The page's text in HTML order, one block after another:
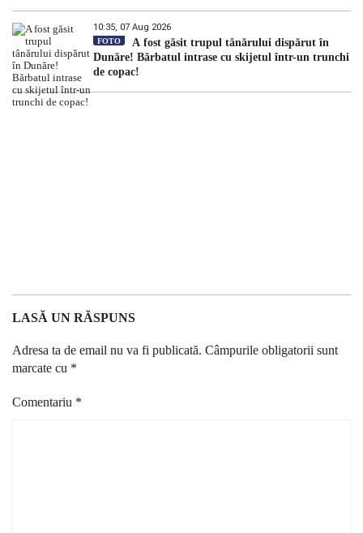
10:35, 07 Aug 2026
FOTO
A fost găsit trupul tânărului dispărut în
Dunăre! Bărbatul intrase cu skijetul într-un trunchi
de copac!
LASĂ UN RĂSPUNS
Adresa ta de email nu va fi publicată. Câmpurile obligatorii sunt
marcate cu *
Comentariu *